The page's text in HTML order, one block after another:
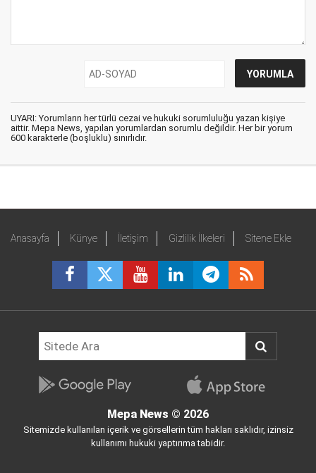
UYARI: Yorumların her türlü cezai ve hukuki sorumluluğu yazan kişiye
aittir. Mepa News, yapılan yorumlardan sorumlu değildir. Her bir yorum
600 karakterle (boşluklu) sınırlıdır.
Anasayfa Künye İletişim Gizlilik İlkeleri Sitene Ekle
Mepa News © 2026
Sitemizde kullanılan içerik ve görsellerin tüm hakları saklıdır, izinsiz
kullanımı hukuki yaptırıma tabidir.